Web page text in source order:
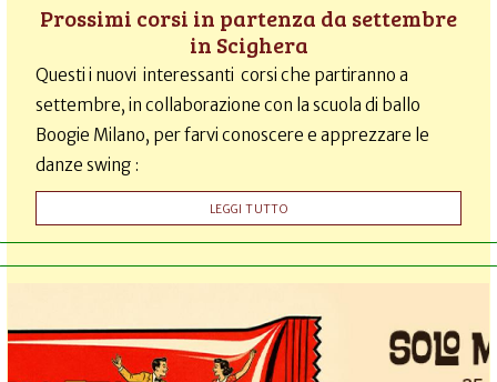
Prossimi corsi in partenza da settembre
in Scighera
Questi i nuovi interessanti corsi che partiranno a
settembre, in collaborazione con la scuola di ballo
Boogie Milano, per farvi conoscere e apprezzare le
danze swing :
LEGGI TUTTO